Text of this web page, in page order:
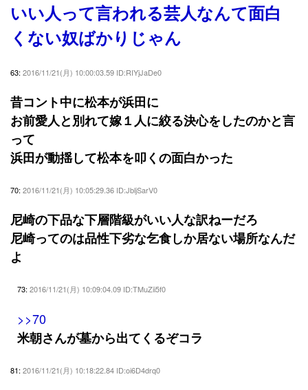
いい人って言われる芸人なんて面白
くない奴ばかりじゃん
63: 2016/11/21(月) 10:00:03.59 ID:RIYjJaDe0
昔コント中に松本が浜田に
お前愛人と別れて嫁１人に絞る決心をしたのかと言
って
浜田が動揺して松本を叩くの面白かった
70: 2016/11/21(月) 10:05:29.36 ID:JbljSarV0
尼崎の下品な下層階級がいい人な訳ねーだろ
尼崎ってのは品性下劣な乞食しか居ない場所なんだ
よ
73: 2016/11/21(月) 10:09:04.09 ID:TMuZii5f0
>>70
米朝さんが墓から出てくるぞコラ
81: 2016/11/21(月) 10:18:22.84 ID:oi6D4drq0